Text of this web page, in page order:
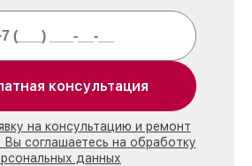
консультация
на консультацию и ремонт
Вы соглашаетесь на обработку
данных